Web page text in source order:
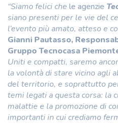
“Siamo felici che le agenzie
siano presenti per le vie del
l’evento più amato, atteso e
Gianni Pautasso,
Gruppo Tecnocasa
Uniti e compatti, saremo
la volontà di stare vicino agli
del territorio, e soprattutto
temi legati a questa corsa: la
malattie e la promozione di
importanti in cui crediamo